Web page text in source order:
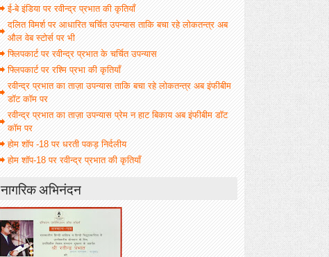
ई-बे इंडिया पर रवीन्द्र प्रभात की कृतियाँ
दलित विमर्श पर आधारित चर्चित उपन्यास ताकि बचा रहे लोकतन्त्र अब
औल वेब स्टोर्स पर भी
फ्लिपकार्ट पर रवीन्द्र प्रभात के चर्चित उपन्यास
फ्लिपकार्ट पर रश्मि प्रभा की कृतियाँ
रवीन्द्र प्रभात का ताज़ा उपन्यास ताकि बचा रहे लोकतन्त्र अब इंफीबीम
डॉट कॉम पर
रवीन्द्र प्रभात का ताज़ा उपन्यास प्रेम न हाट बिकाय अब इंफीबीम डॉट
कॉम पर
होम शॉप -18 पर धरती पकड़ निर्दलीय
होम शॉप-18 पर रवीन्द्र प्रभात की कृतियाँ
नागरिक अभिनंदन